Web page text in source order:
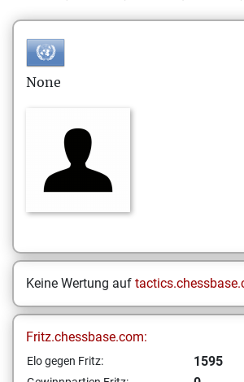
None
Keine Wertung auf
Fritz.chessbase.com:
Elo gegen Fritz: 1595